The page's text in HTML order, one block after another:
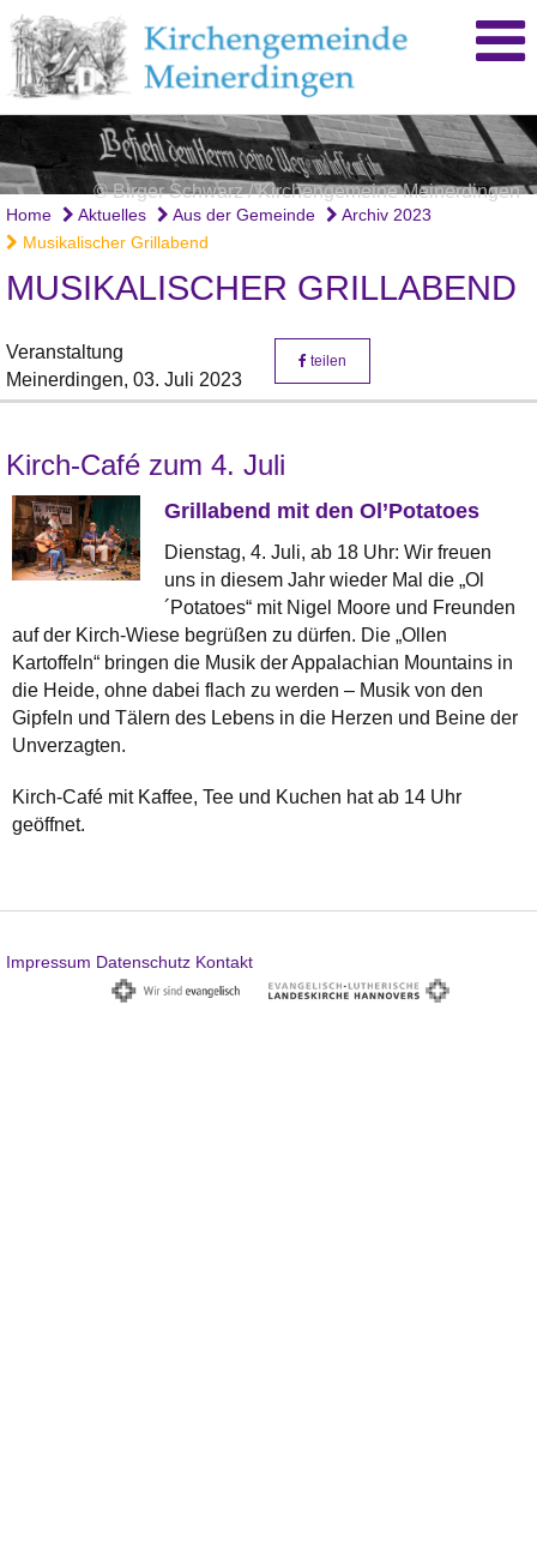
© Birger Schwarz / Kirchengemeine Meinerdingen
Home Aktuelles Aus der Gemeinde
Archiv 2023
Musikalischer Grillabend
MUSIKALISCHER GRILLABEND
Veranstaltung
Meinerdingen, 03. Juli 2023
teilen
Kirch-Café zum 4. Juli
Grillabend mit den Ol’Potatoes
Dienstag, 4. Juli, ab 18 Uhr: Wir freuen
uns in diesem Jahr wieder Mal die „Ol
´Potatoes“ mit Nigel Moore und Freunden
auf der Kirch-Wiese begrüßen zu dürfen. Die „Ollen
Kartoffeln“ bringen die Musik der Appalachian Mountains in
die Heide, ohne dabei flach zu werden – Musik von den
Gipfeln und Tälern des Lebens in die Herzen und Beine der
Unverzagten.
Kirch-Café mit Kaffee, Tee und Kuchen hat ab 14 Uhr
geöffnet.
Impressum Datenschutz Kontakt